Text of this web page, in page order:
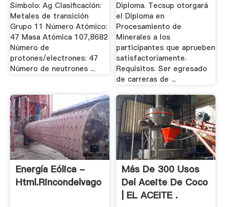
Símbolo: Ag Clasificación:
Metales de transición
Grupo 11 Número Atómico:
47 Masa Atómica 107,8682
Número de
protones/electrones: 47
Número de neutrones ...
Diploma. Tecsup otorgará
el Diploma en
Procesamiento de
Minerales a los
participantes que aprueben
satisfactoriamente.
Requisitos. Ser egresado
de carreras de ...
Energía Eólica -
Html.rincondelvago
Más De 300 Usos
Del Aceite De Coco
| EL ACEITE .